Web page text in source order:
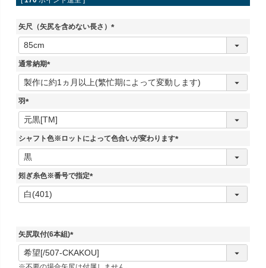
矢尺（矢尻を含めない長さ）
(
通常納期
(
必
羽
(
必
シャフト色※ロットによって色合いが変わります
(
矧ぎ糸色※番号で指定
(
矢尻取付(6本組)
(
必